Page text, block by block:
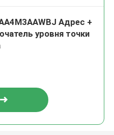
Адрес +
уровня точки